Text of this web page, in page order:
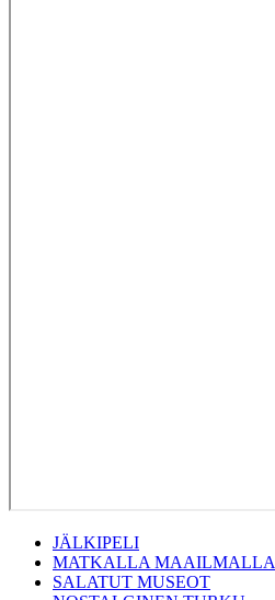
JÄLKIPELI
MATKALLA MAAILMALLA
SALATUT MUSEOT